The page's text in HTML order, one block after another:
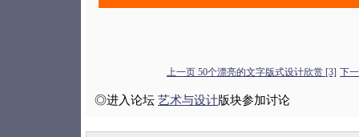
上一页 50个漂亮的文字版式设计欣赏 [3] 下
◎进入论坛 艺术与设计版块参加讨论